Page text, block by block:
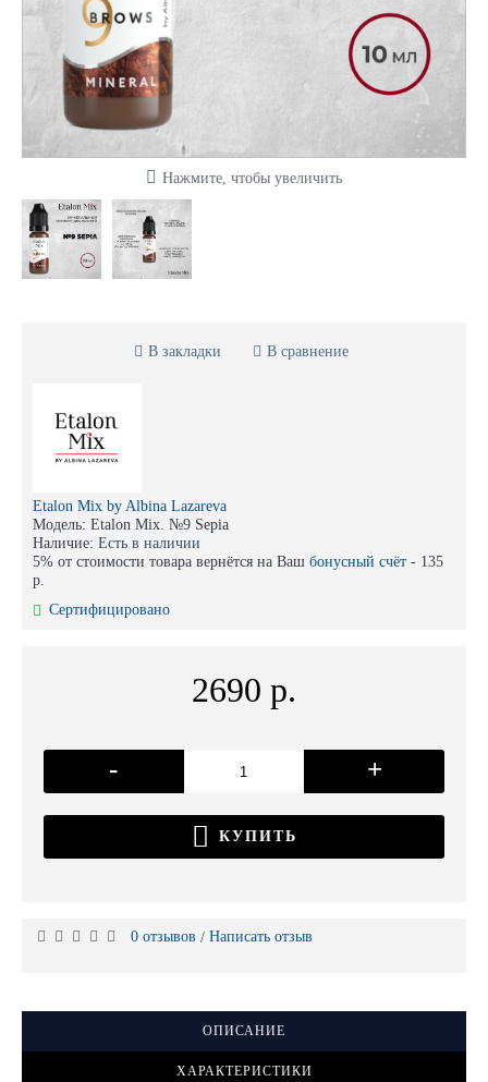
Нажмите, чтобы увеличить
В закладки В сравнение
Etalon Mix by Albina Lazareva
Модель: Etalon Mix. №9 Sepia
Наличие: Есть в наличии
5% от стоимости товара вернётся на Ваш бонусный счёт - 135
р.
Сертифицировано
2690 р.
- +
КУПИТЬ
0 отзывов / Написать отзыв
ОПИСАНИЕ
ХАРАКТЕРИСТИКИ